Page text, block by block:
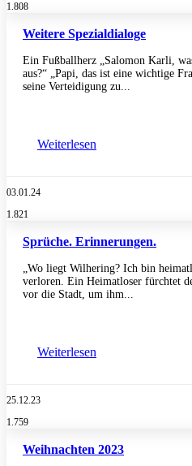
1.808
Weitere Spezialdialoge
Ein Fußballherz „Salomon Karli,
aus?“ „Papi, das ist eine wichtige
seine Verteidigung zu...
Weiterlesen
03.01.24
1.821
Sprüche. Erinnerungen.
„Wo liegt Wilhering? Ich bin
verloren. Ein Heimatloser fürchtet
vor die Stadt, um ihm...
Weiterlesen
25.12.23
1.759
Weihnachten 2023